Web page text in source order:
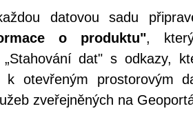
datovou sadu
o produktu",
dat" s odkazy,
k otevřeným prostorovým
zveřejněných na